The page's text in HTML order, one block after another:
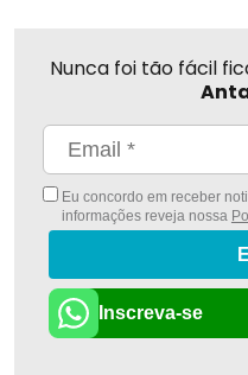
Nunca foi tão fácil
Eu concordo em receber
informações reveja nossa
Inscreva-se